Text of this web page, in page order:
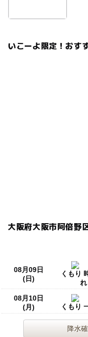
いこーよ限定！おす
大阪府大阪市阿倍野
08月09日
(日)
くもり
れ
08月10日
(月)
くもり
降水